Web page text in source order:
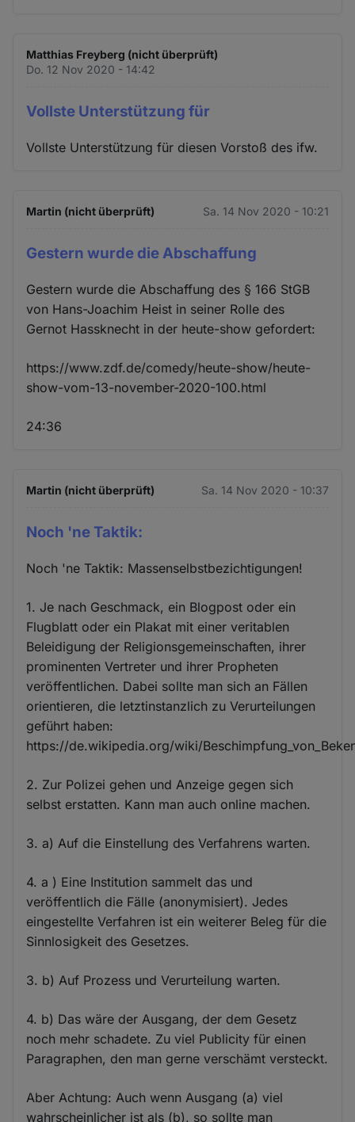
Matthias Freyberg (nicht überprüft)
Do. 12 Nov 2020 - 14:42
Vollste Unterstützung für
Vollste Unterstützung für diesen Vorstoß des ifw.
Martin (nicht überprüft) Sa. 14 Nov 2020 - 10:21
Gestern wurde die Abschaffung
Gestern wurde die Abschaffung des § 166 StGB
von Hans-Joachim Heist in seiner Rolle des
Gernot Hassknecht in der heute-show gefordert:
https://www.zdf.de/comedy/heute-show/heute-
show-vom-13-november-2020-100.html
24:36
Martin (nicht überprüft) Sa. 14 Nov 2020 - 10:37
Noch 'ne Taktik:
Noch 'ne Taktik: Massenselbstbezichtigungen!
1. Je nach Geschmack, ein Blogpost oder ein
Flugblatt oder ein Plakat mit einer veritablen
Beleidigung der Religionsgemeinschaften, ihrer
prominenten Vertreter und ihrer Propheten
veröffentlichen. Dabei sollte man sich an Fällen
orientieren, die letztinstanzlich zu Verurteilungen
geführt haben:
https://de.wikipedia.org/wiki/
2. Zur Polizei gehen und Anzeige gegen sich
selbst erstatten. Kann man auch online machen.
3. a) Auf die Einstellung des Verfahrens warten.
4. a ) Eine Institution sammelt das und
veröffentlich die Fälle (anonymisiert). Jedes
eingestellte Verfahren ist ein weiterer Beleg für die
Sinnlosigkeit des Gesetzes.
3. b) Auf Prozess und Verurteilung warten.
4. b) Das wäre der Ausgang, der dem Gesetz
noch mehr schadete. Zu viel Publicity für einen
Paragraphen, den man gerne verschämt versteckt.
Aber Achtung: Auch wenn Ausgang (a) viel
wahrscheinlicher ist als (b), so sollte man